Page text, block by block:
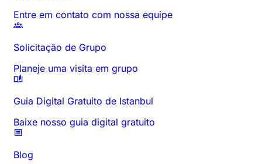
Entre em contato com nossa equipe
Solicitação de Grupo
Planeje uma visita em grupo
Guia Digital Gratuito de Istanbul
Baixe nosso guia digital gratuito
Blog